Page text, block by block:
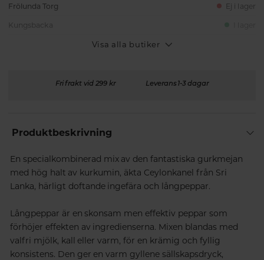
Frölunda Torg Ej i lager
Visa alla butiker
Fri frakt vid 299 kr Leverans 1-3 dagar
Produktbeskrivning
En specialkombinerad mix av den fantastiska gurkmejan
med hög halt av kurkumin, äkta Ceylonkanel från Sri
Lanka, härligt doftande ingefära och långpeppar.
Långpeppar är en skonsam men effektiv peppar som
förhöjer effekten av ingredienserna. Mixen blandas med
valfri mjölk, kall eller varm, för en krämig och fyllig
konsistens. Den ger en varm gyllene sällskapsdryck,